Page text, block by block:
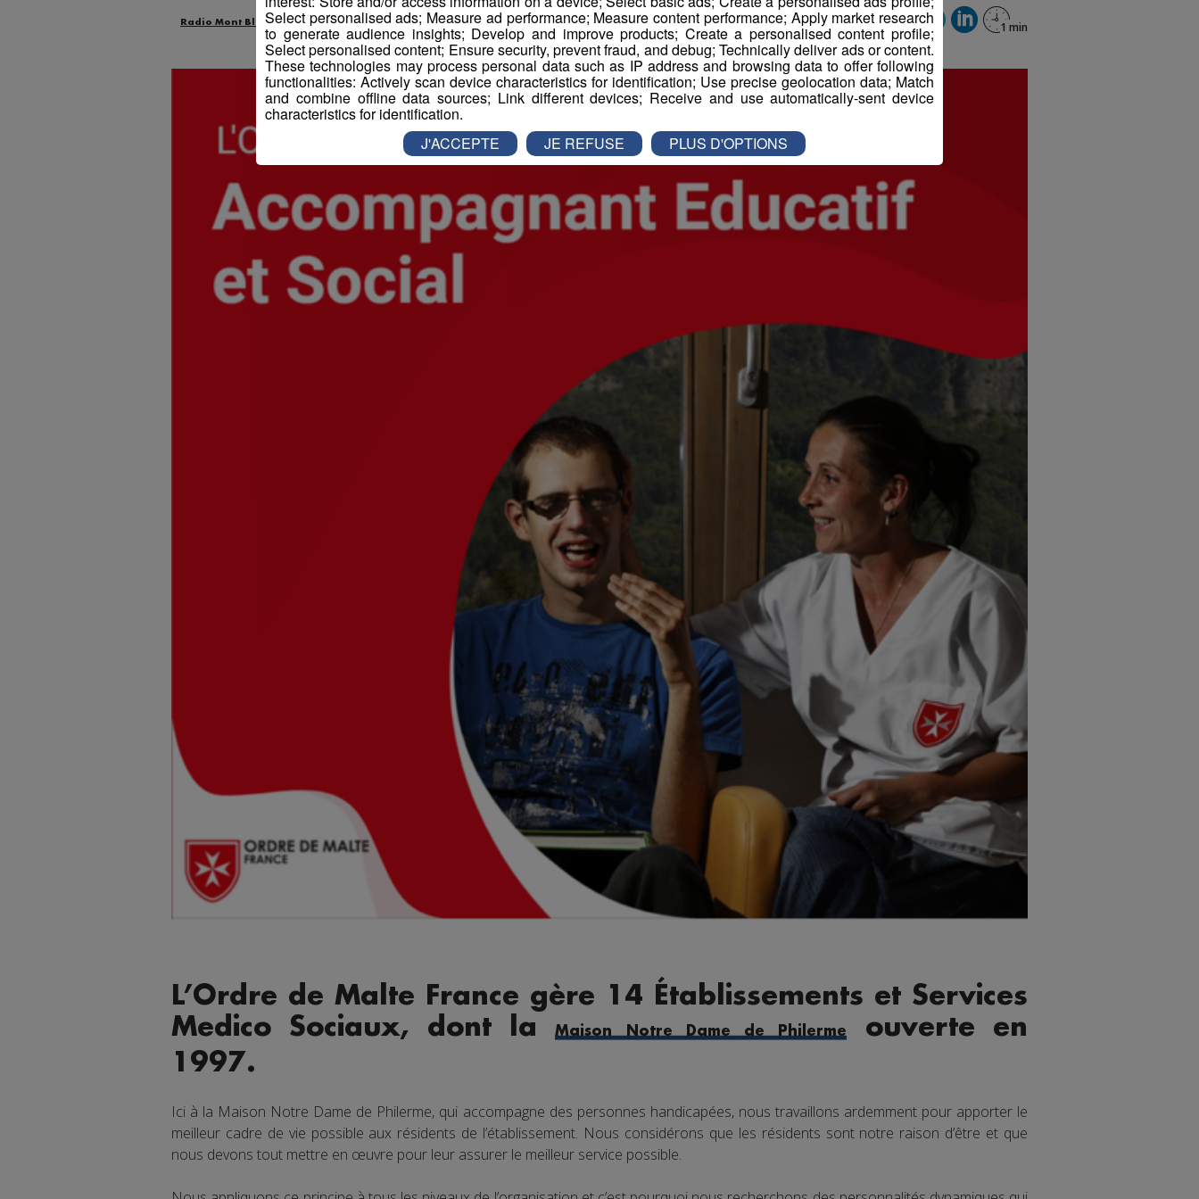
Radio Mont Blanc Animation Offres d'Emploi
L’Ordre de Malte France gère 14 Établissements et Services
Medico Sociaux, dont laMaison Notre Dame de Philerme
ouverte en
1997.
Ici à la Maison Notre Dame de Philerme, qui accompagne des personnes handicapées, nous travaillons ardemment pour apporter le
meilleur cadre de vie possible aux résidents de l’établissement. Nous considérons que les résidents sont notre raison d’être et que
nous devons tout mettre en œuvre pour leur assurer le meilleur service possible.
Select personalised ads; Measure ad performance; Measure content performance; Apply market research
to generate audience insights; Develop and improve products; Create a personalised content profile;
Select personalised content; Ensure security, prevent fraud, and debug; Technically deliver ads or content.
These technologies may process personal data such as IP address and browsing data to offer following
functionalities: Actively scan device characteristics for identification; Use precise geolocation data; Match
and combine offline data sources; Link different devices; Receive and use automatically-sent device
characteristics for identification.
J'ACCEPTE JE REFUSE PLUS D'OPTIONS